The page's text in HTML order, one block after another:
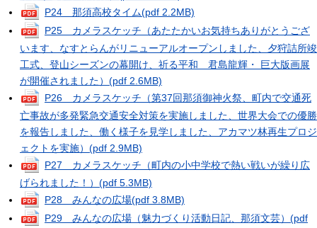
P24 那須高校タイム(pdf 2.2MB)
P25 カメラスケッチ（あたたかいお気持ちありがとうござ
います、なすとらんがリニューアルオープンしました、夕狩詰所竣
工式、登山シーズンの幕開け、祈る平和 君島龍輝・ 巨大版画展
が開催されました） (pdf 2.6MB)
P26 カメラスケッチ（第37回那須御神火祭、町内で交通死
亡事故が多発緊急交通安全対策を実施しました、世界大会での優勝
を報告しました、働く様子を見学しました、アカマツ林再生プロジ
ェクトを実施） (pdf 2.9MB)
P27 カメラスケッチ（町内の小中学校で熱い戦いが繰り広
げられました！） (pdf 5.3MB)
P28 みんなの広場(pdf 3.8MB)
P29 みんなの広場（魅力づくり活動日記、那須文芸） (pdf